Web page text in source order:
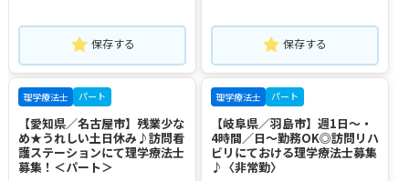
保存する 保存する
理学療法士 パート
【愛知県／名古屋市】残業少な
め★うれしい土日休み♪訪問看
護ステーションにて理学療法士
募集！＜パート＞
理学療法士 パート
【岐阜県／羽島市】週1日～・
4時間／日～勤務OK◎訪問リハ
ビリにておける理学療法士募集
♪〈非常勤〉